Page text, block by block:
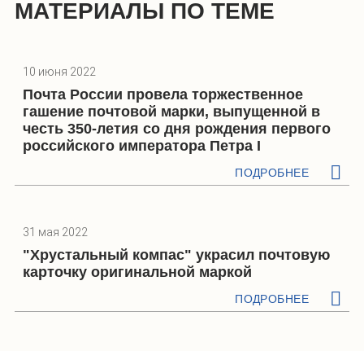
МАТЕРИАЛЫ ПО ТЕМЕ
10 июня 2022
Почта России провела торжественное
гашение почтовой марки, выпущенной в
честь 350-летия со дня рождения первого
российского императора Петра I
ПОДРОБНЕЕ
31 мая 2022
"Хрустальный компас" украсил почтовую
карточку оригинальной маркой
ПОДРОБНЕЕ